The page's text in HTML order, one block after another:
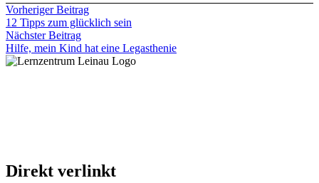
Vorheriger Beitrag
12 Tipps zum glücklich sein
Nächster Beitrag
Hilfe, mein Kind hat eine Legasthenie
Direkt verlinkt